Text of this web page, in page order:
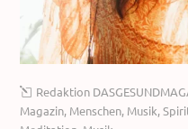
Redaktion
Magazin, Menschen, Musik,